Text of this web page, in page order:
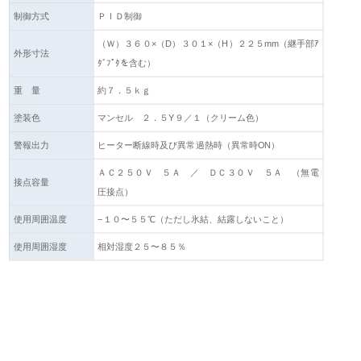
制御方式 ＰＩＤ制御
外形寸法
（Ｗ）３６０×（D）３０１×（H）２２５mm（継手部ｱ
ﾀﾞﾌﾟﾀを含む）
重 量 約７．５ｋｇ
塗装色 マンセル ２．５Y９／１（クリーム色）
警報出力 ヒーター断線時及び異常過熱時（異常時ON）
接点容量
ＡＣ２５０Ｖ ５Ａ ／ ＤＣ３０Ｖ ５Ａ （無電
圧接点）
使用周囲温度 −１０〜５５℃（ただし氷結、結露しないこと）
使用周囲湿度 相対湿度２５〜８５％